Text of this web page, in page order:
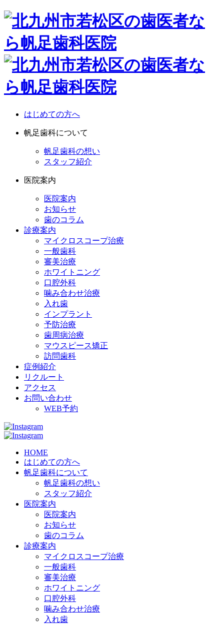
はじめての方へ
帆足歯科について
帆足歯科の想い
スタッフ紹介
医院案内
医院案内
お知らせ
歯のコラム
診療案内
マイクロスコープ治療
一般歯科
審美治療
ホワイトニング
口腔外科
噛み合わせ治療
入れ歯
インプラント
予防治療
歯周病治療
マウスピース矯正
訪問歯科
症例紹介
リクルート
アクセス
お問い合わせ
WEB予約
HOME
はじめての方へ
帆足歯科について
帆足歯科の想い
スタッフ紹介
医院案内
医院案内
お知らせ
歯のコラム
診療案内
マイクロスコープ治療
一般歯科
審美治療
ホワイトニング
口腔外科
噛み合わせ治療
入れ歯